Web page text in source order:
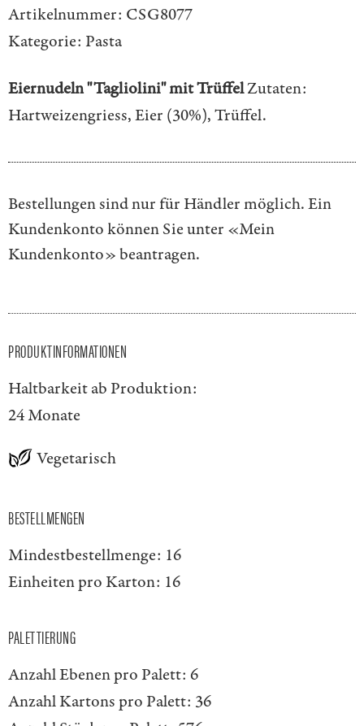
Artikelnummer: CSG8077
Kategorie: Pasta
Eiernudeln "Tagliolini" mit TrüffelZutaten:
Hartweizengriess, Eier (30%), Trüffel.
Bestellungen sind nur für Händler möglich. Ein
Kundenkonto können Sie unter «Mein
Kundenkonto»beantragen.
PRODUKTINFORMATIONEN
Haltbarkeit ab Produktion:
24 Monate
Vegetarisch
BESTELLMENGEN
Mindestbestellmenge: 16
Einheiten pro Karton: 16
PALETTIERUNG
Anzahl Ebenen pro Palett: 6
Anzahl Kartons pro Palett: 36